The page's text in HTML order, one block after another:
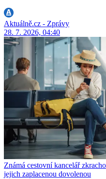
Aktuálně.cz - Zprávy
28. 7. 2026, 04:40
Známá cestovní kancelář
jejich zaplacenou dovolenou